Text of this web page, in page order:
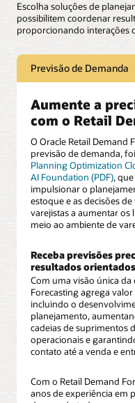
Escolha soluções de
possibilitem coordenar
proporcionando interações
Previsão de Demanda
Aumente a
com o Retail
O Oracle Retail Demand
previsão de demanda,
Planning Optimization
AI Foundation (PDF),
impulsionar o
estoque e as decisões
varejistas a aumentar os
meio ao ambiente de
Receba previsões
resultados
Com uma visão única da
Forecasting agrega
incluindo o
planejamento,
cadeias de suprimentos
operacionais e
contato até a venda e
Com o Retail Demand
anos de experiência em